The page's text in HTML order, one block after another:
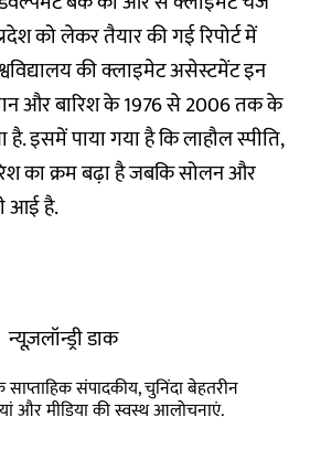
को लेकर तैयार की गई रिपोर्ट में
की क्लाइमेट असेस्टमेंट इन
और बारिश के 1976 से 2006 तक के
है. इसमें पाया गया है कि लाहौल स्पीति,
का क्रम बढ़ा है जबकि सोलन और
आई है.
न्यूज़लॉन्ड्री डाक
साप्ताहिक संपादकीय, चुनिंदा बेहतरीन
और मीडिया की स्वस्थ आलोचनाएं.